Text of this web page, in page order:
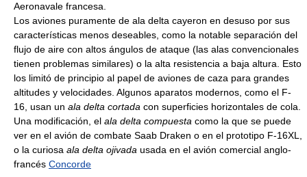
Aeronavale francesa.
Los aviones puramente de ala delta cayeron en desuso por sus
características menos deseables, como la notable separación del
flujo de aire con altos ángulos de ataque (las alas convencionales
tienen problemas similares) o la alta resistencia a baja altura. Esto
los limitó de principio al papel de aviones de caza para grandes
altitudes y velocidades. Algunos aparatos modernos, como el F-
16, usan un ala delta cortada con superficies horizontales de cola.
Una modificación, el ala delta compuesta como la que se puede
ver en el avión de combate Saab Draken o en el prototipo F-16XL,
o la curiosa ala delta ojivada usada en el avión comercial anglo-
francés Concorde